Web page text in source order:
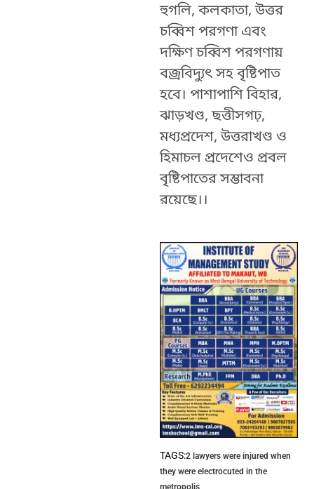
হুগলি, কলকাতা, উত্তর
চব্বিশ পরগণা এবং
দক্ষিণ চব্বিশ পরগণায়
বজ্রবিদ্যুত্‍ সহ বৃষ্টিপাত
হবে। পাশাপাশি বিহার,
ঝাড়খণ্ড, ছত্তীসগঢ়,
মধ্যপ্রদেশ, উত্তরাখণ্ড ও
হিমাচল প্রদেশেও প্রবল
বৃষ্টিপাতের সম্ভাবনা
রয়েছে।।
TAGS:2 lawyers were injured when
they were electrocuted in the